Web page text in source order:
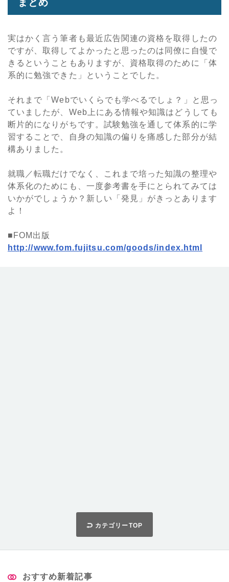
まとめ
実はかく言う筆者も最近広告関連の資格を取得したの
ですが、取得してよかったと思ったのは同僚に自慢で
きるということもありますが、資格取得のために「体
系的に勉強できた」ということでした。
それまで「Webでいくらでも学べるでしょ？」と思っ
ていましたが、Web上にある情報や知識はどうしても
断片的になりがちです。試験勉強を通して体系的に学
習することで、自身の知識の偏りを痛感した部分が結
構ありました。
就職／転職だけでなく、これまで培った知識の整理や
体系化のためにも、一度参考書を手にとられてみては
いかがでしょうか？新しい「発見」がきっとあります
よ！
■FOM出版
http://www.fom.fujitsu.com/goods/index.html
カテゴリーTOP
おすすめ新着記事